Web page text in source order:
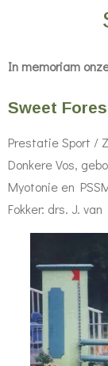
naar
hoofdinhoud
In memoriam
Sweet
Prestatie Sport /
Donkere Vos,
Myotonie en
Fokker: drs. J.